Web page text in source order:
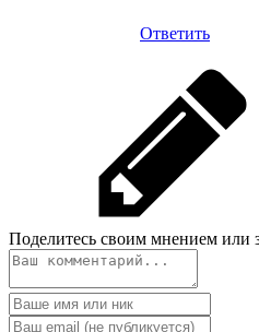
Ответить
Поделитесь своим мнением или